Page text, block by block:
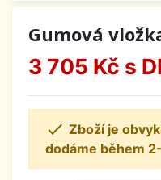
Gumová
3 705 Kč s
 Zboží je
dodáme během